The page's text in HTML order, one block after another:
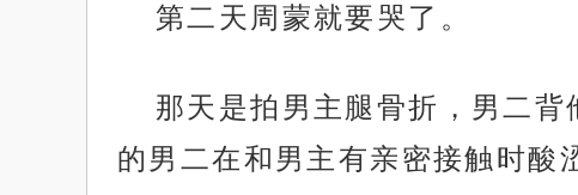
第二天周蒙就要哭了。
那天是拍男主腿骨折，男二
的男二在和男主有亲密接触时酸